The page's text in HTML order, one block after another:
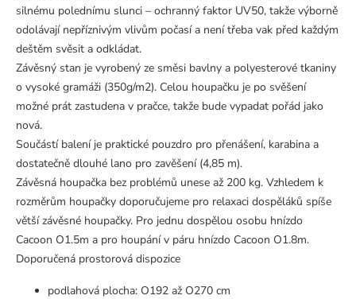
silnému polednímu slunci – ochranný faktor UV50, takže výborně
odolávají nepříznivým vlivům počasí a není třeba vak před každým
deštěm svěsit a odkládat.
Závěsný stan je vyrobený ze směsi bavlny a polyesterové tkaniny
o vysoké gramáži (350g/m2). Celou houpačku je po svěšení
možné prát zastudena v pračce, takže bude vypadat pořád jako
nová.
Součástí balení je praktické pouzdro pro přenášení, karabina a
dostatečně dlouhé lano pro zavěšení (4,85 m).
Závěsná houpačka bez problémů unese až 200 kg. Vzhledem k
rozměrům houpačky doporučujeme pro relaxaci dospěláků spíše
větší závěsné houpačky. Pro jednu dospělou osobu hnízdo
Cacoon O1.5m a pro houpání v páru hnízdo Cacoon O1.8m.
Doporučená prostorová dispozice
podlahová plocha: O192 až O270 cm